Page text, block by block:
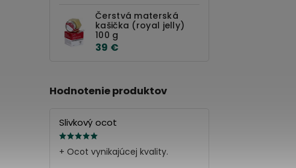
Čerstvá materská
kašička (royal jelly)
100 g
39 €
Hodnotenie produktov
Slivkový ocot
+ Ocot vynikajúcej kvality.